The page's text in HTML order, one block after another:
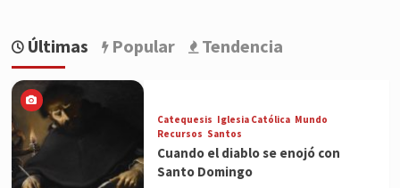
Últimas Popular Tendencia
Catequesis Iglesia Católica Mundo
Recursos Santos
Cuando el diablo se enojó con
Santo Domingo